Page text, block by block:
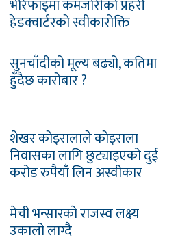
भेरिफाइमा कमजोरीकाे प्रहरी
हेडक्वार्टरको स्वीकारोक्ति
सुनचाँदीको मूल्य बढ्यो, कतिमा
हुँदैछ कारोबार ?
शेखर कोइरालाले कोइराला
निवासका लागि छुट्याइएको दुई
करोड रुपैयाँ लिन अस्वीकार
मेची भन्सारकाे राजस्व लक्ष्य
उकालो लाग्दै